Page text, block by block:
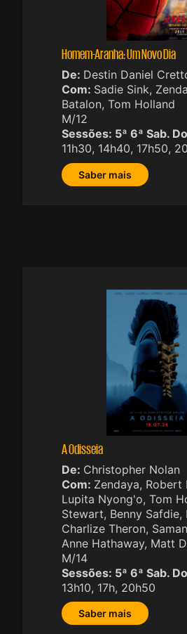
Homem-Aranha: Um Novo Dia
De: Destin Daniel
Com: Sadie Sink,
Batalon, Tom Holland
M/12
Sessões: 5ª 6ª Sab.
11h30, 14h40, 17h50,
Saber mais
A Odisseia
De: Christopher Nolan
Com: Zendaya, Robert
Lupita Nyong'o, Tom
Stewart, Benny Safdie,
Charlize Theron,
Anne Hathaway, Matt
M/14
Sessões: 5ª 6ª Sab.
13h10, 17h, 20h50
Saber mais